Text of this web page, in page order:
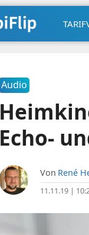
Audio
Echo-
Von René
11.11.19 |